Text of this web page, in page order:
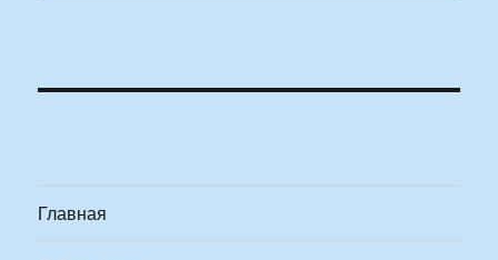
Главная